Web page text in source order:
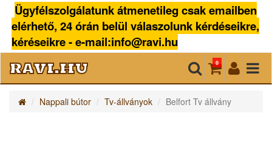
Ügyfélszolgálatunk átmenetileg csak emailben
elérhető, 24 órán belül válaszolunk kérdéseikre,
kéréseikre - e-mail:info@ravi.hu
ravi.hu 0
Nappali bútor Tv-állványok Belfort Tv állvány